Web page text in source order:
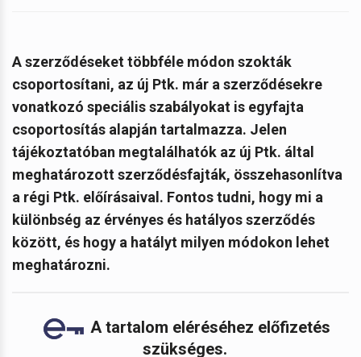
A szerződéseket többféle módon szokták
csoportosítani, az új Ptk. már a szerződésekre
vonatkozó speciális szabályokat is egyfajta
csoportosítás alapján tartalmazza. Jelen
tájékoztatóban megtalálhatók az új Ptk. által
meghatározott szerződésfajták, összehasonlítva
a régi Ptk. előírásaival. Fontos tudni, hogy mi a
különbség az érvényes és hatályos szerződés
között, és hogy a hatályt milyen módokon lehet
meghatározni.
A tartalom eléréséhez előfizetés
szükséges.